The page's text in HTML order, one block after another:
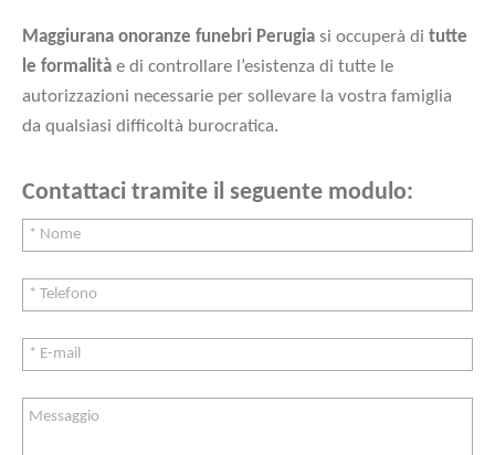
Maggiurana onoranze funebri Perugia si occuperà di tutte
le formalità e di controllare l’esistenza di tutte le
autorizzazioni necessarie per sollevare la vostra famiglia
da qualsiasi difficoltà burocratica.
Contattaci tramite il seguente modulo: